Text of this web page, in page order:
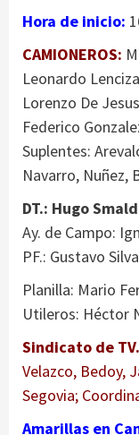
Hora de inicio:
CAMIONEROS:
Leonardo
Lorenzo De
Federico
Suplentes:
Navarro, Nuñez,
DT.: Hugo
Ay. de Campo:
PF.: Gustavo
Planilla: Mario
Utileros: Héctor
Sindicato de
Velazco, Bedoy,
Segovia;
Amarillas en